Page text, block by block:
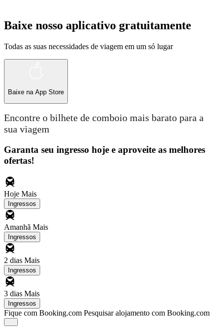
Baixe nosso aplicativo gratuitamente
Todas as suas necessidades de viagem em um só lugar
Baixe na App Store
Encontre o bilhete de comboio mais barato para a
sua viagem
Garanta seu ingresso hoje e aproveite as melhores
ofertas!
Hoje Mais
Ingressos
Amanhã Mais
Ingressos
2 dias Mais
Ingressos
3 dias Mais
Ingressos
Fique com Booking.com Pesquisar alojamento com Booking.com